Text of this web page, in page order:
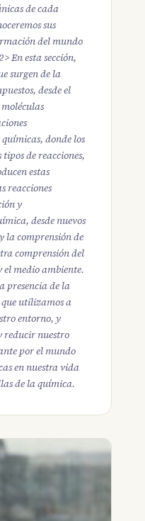
de cada
sus
del mundo
En esta sección,
surgen de la
desde el
donde los
de reacciones,
estas
reacciones
y
desde nuevos
la comprensión de
comprensión del
medio ambiente.
presencia de la
utilizamos a
entorno, y
reducir nuestro
por el mundo
en nuestra vida
de la química.